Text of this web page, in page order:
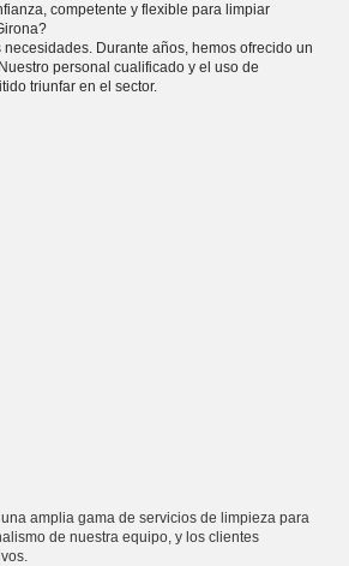
competente y flexible para limpiar
Durante años, hemos ofrecido un
personal cualificado y el uso de
triunfar en el sector.
amplia gama de servicios de limpieza para
de nuestra equipo, y los clientes